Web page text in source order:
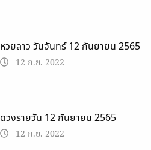
หวยลาว วันจันทร์ 12 กันยายน 2565
12 ก.ย. 2022
ดวงรายวัน 12 กันยายน 2565
12 ก.ย. 2022